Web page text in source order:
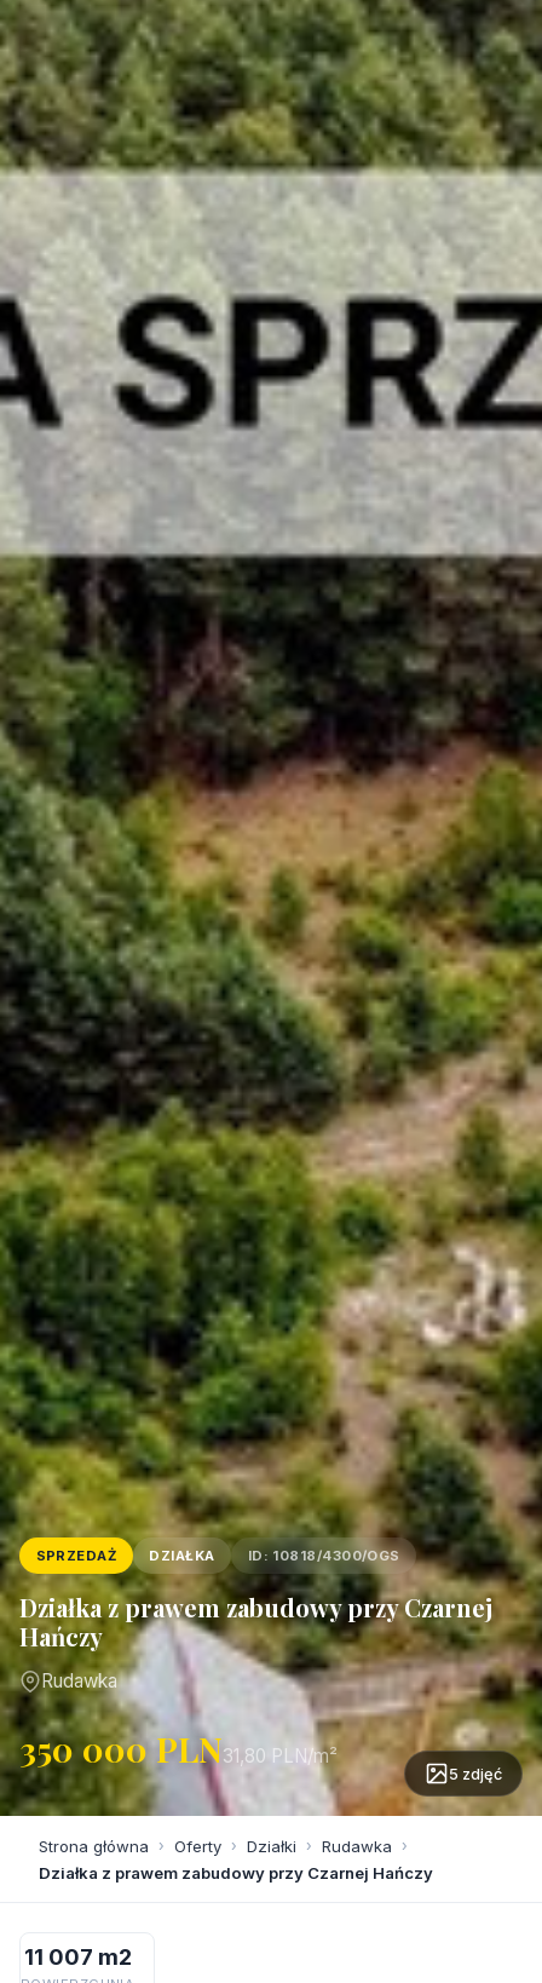
SPRZEDAŻ DZIAŁKA ID: 10818/4300/OGS
Działka z prawem zabudowy przy Czarnej
Hańczy
Rudawka
350 000 PLN31,80 PLN/m²
5 zdjęć
Strona główna › Oferty › Działki › Rudawka ›
Działka z prawem zabudowy przy Czarnej Hańczy
11 007 m2